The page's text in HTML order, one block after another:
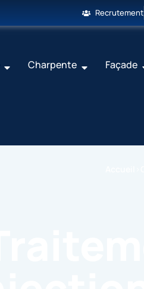
Recrutement
Charpente Façade